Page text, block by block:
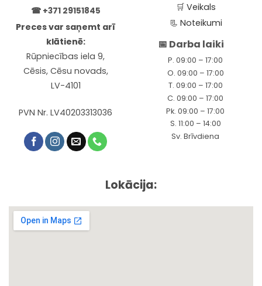
☎ +371 29151845
Preces var saņemt arī
klātienē:
Rūpniecības iela 9,
Cēsis, Cēsu novads,
LV-4101
PVN Nr. LV40203313036
🛒Veikals
📃Noteikumi
📅 Darba laiki
P. 09:00 – 17:00
O. 09:00 – 17:00
T. 09:00 – 17:00
C. 09:00 – 17:00
Pk. 09:00 – 17:00
S. 11:00 – 14:00
Sv. Brīvdiena
Lokācija: